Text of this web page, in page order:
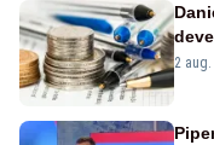
2 aug.